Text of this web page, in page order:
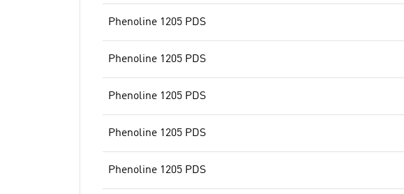
Phenoline 1205 PDS
Phenoline 1205 PDS
Phenoline 1205 PDS
Phenoline 1205 PDS
Phenoline 1205 PDS